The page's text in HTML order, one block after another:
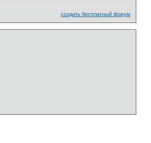
создать бесплатный форум